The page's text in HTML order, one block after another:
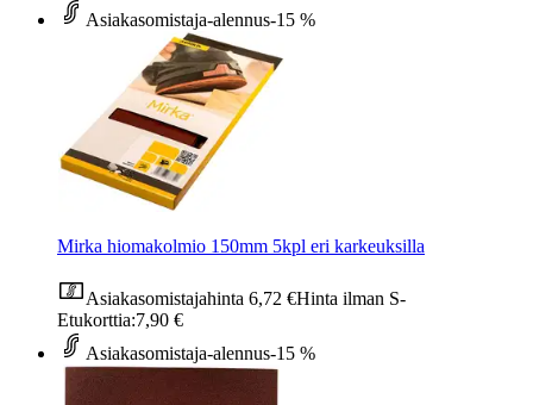
Asiakasomistaja-alennus-15 %
Mirka hiomakolmio 150mm 5kpl eri karkeuksilla
Asiakasomistajahinta 6,72 €Hinta ilman S-
Etukorttia:7,90 €
Asiakasomistaja-alennus-15 %